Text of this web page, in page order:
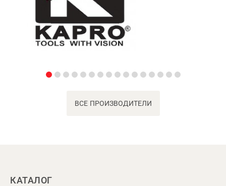
ВСЕ ПРОИЗВОДИТЕЛИ
КАТАЛОГ